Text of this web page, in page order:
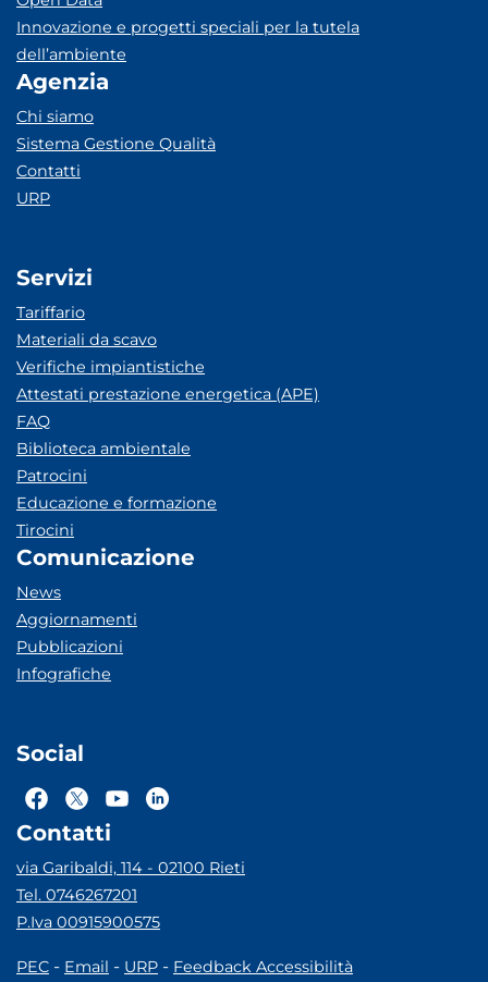
Innovazione e progetti speciali per la tutela
dell’ambiente
Agenzia
Chi siamo
Sistema Gestione Qualità
Contatti
URP
Servizi
Tariffario
Materiali da scavo
Verifiche impiantistiche
Attestati prestazione energetica (APE)
FAQ
Biblioteca ambientale
Patrocini
Educazione e formazione
Tirocini
Comunicazione
News
Aggiornamenti
Pubblicazioni
Infografiche
Social
Contatti
via Garibaldi, 114 - 02100 Rieti
Tel. 0746267201
P.Iva 00915900575
PEC - Email - URP - Feedback Accessibilità